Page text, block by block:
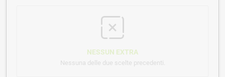
NESSUN EXTRA
Nessuna delle due scelte precedenti.